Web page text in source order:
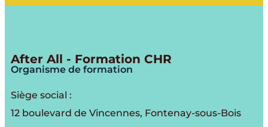
After All - Formation CHR
Organisme de formation
Siège social :
12 boulevard de Vincennes, Fontenay-sous-Bois